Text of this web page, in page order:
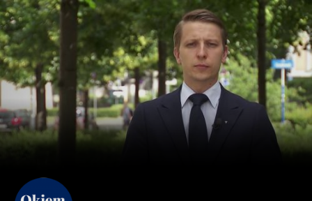
Okiem Wiary